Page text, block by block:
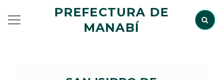
PREFECTURA DE
MANABÍ